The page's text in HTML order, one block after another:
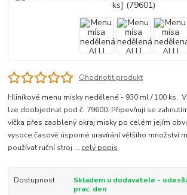
Ohodnotit produkt
Hliníkové menu misky nedělené - 930 ml / 100 ks.
lze doobjednat pod č. 79600. Připevňují se
víčka přes zaoblený okraj misky po celém jejím
vysoce časově úsporné uravírání většího množství
používat ruční stroj ... celý popis
Dostupnost
Skladem u dodavatele -
prac. den